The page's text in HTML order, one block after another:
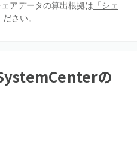
ェアデータの算出根拠は 「シェ
さい。
の